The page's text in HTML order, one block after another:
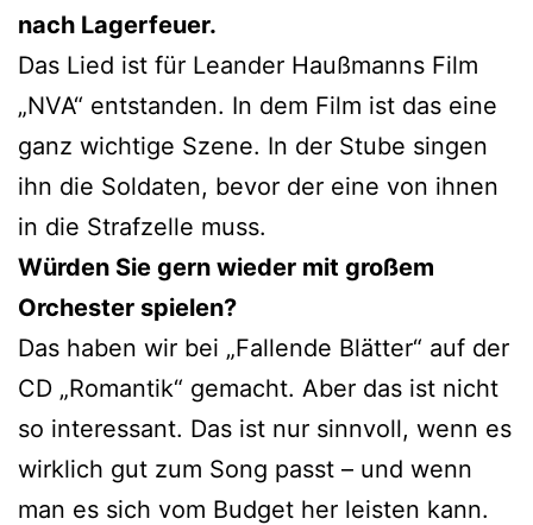
nach Lagerfeuer.
Das Lied ist für Leander Haußmanns Film
„NVA“ entstanden. In dem Film ist das eine
ganz wichtige Szene. In der Stube singen
ihn die Soldaten, bevor der eine von ihnen
in die Strafzelle muss.
Würden Sie gern wieder mit großem
Orchester spielen?
Das haben wir bei „Fallende Blätter“ auf der
CD „Romantik“ gemacht. Aber das ist nicht
so interessant. Das ist nur sinnvoll, wenn es
wirklich gut zum Song passt – und wenn
man es sich vom Budget her leisten kann.